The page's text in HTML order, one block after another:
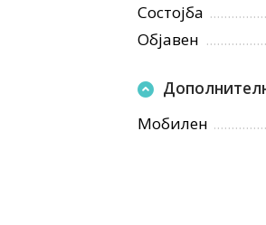
Состојба
Објавен
Мобилен